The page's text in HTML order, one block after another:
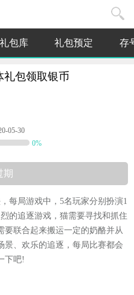
礼包库 礼包预定 存
礼包领取银币
05-30
0%
期
每局游戏中，5名玩家分别扮演1
的追逐游戏，猫需要寻找和抓住
要联合起来搬运一定的奶酪并从
景、欢乐的追逐，每局比赛都会
下吧!